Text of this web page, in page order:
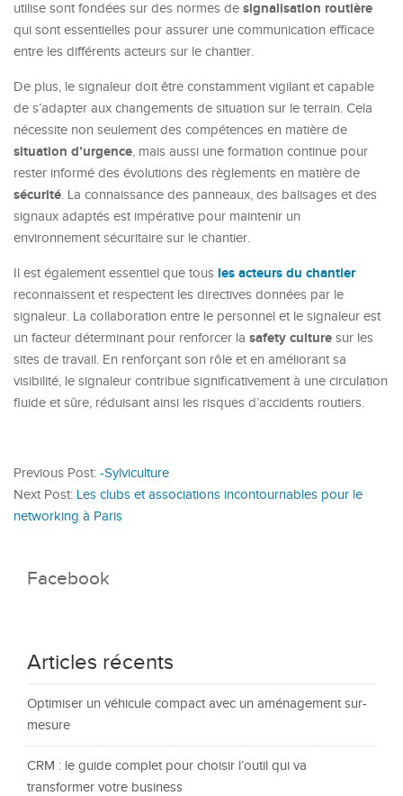
utilise sont fondées sur des normes de signalisation routière
qui sont essentielles pour assurer une communication efficace
entre les différents acteurs sur le chantier.
De plus, le signaleur doit être constamment vigilant et capable
de s’adapter aux changements de situation sur le terrain. Cela
nécessite non seulement des compétences en matière de
situation d’urgence, mais aussi une formation continue pour
rester informé des évolutions des règlements en matière de
sécurité. La connaissance des panneaux, des balisages et des
signaux adaptés est impérative pour maintenir un
environnement sécuritaire sur le chantier.
Il est également essentiel que tous les acteurs du chantier
reconnaissent et respectent les directives données par le
signaleur. La collaboration entre le personnel et le signaleur est
un facteur déterminant pour renforcer la safety culture sur les
sites de travail. En renforçant son rôle et en améliorant sa
visibilité, le signaleur contribue significativement à une circulation
fluide et sûre, réduisant ainsi les risques d’accidents routiers.
Previous Post: -Sylviculture
Next Post: Les clubs et associations incontournables pour le
networking à Paris
Facebook
Articles récents
Optimiser un véhicule compact avec un aménagement sur-
mesure
CRM : le guide complet pour choisir l’outil qui va
transformer votre business